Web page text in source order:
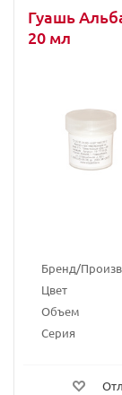
Гуашь
20 мл
Бренд/
Цвет
Объем
Серия